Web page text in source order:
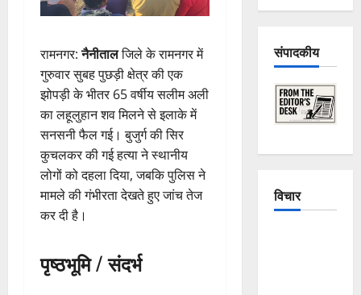
रामनगर:नैनीतालजिले के रामनगर में
गुरुवार सुबह पुछड़ी क्षेत्र की एक
झोपड़ी के भीतर 65 वर्षीय सलीम अली
का लहूलुहान शव मिलने से इलाके में
सनसनी फैल गई। बुजुर्ग की सिर
कुचलकर की गई हत्या ने स्थानीय
लोगों को दहला दिया, जबकि पुलिस ने
मामले की गंभीरता देखते हुए जांच तेज
कर दी है।
पृष्ठभूमि / संदर्भ
संपादकीय
विचार